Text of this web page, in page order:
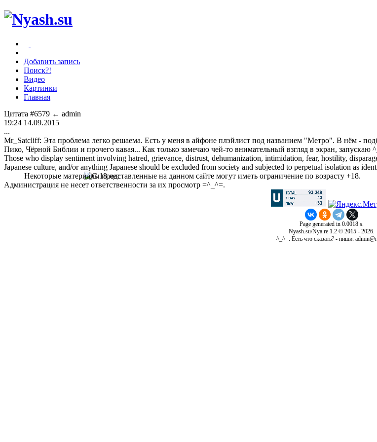
Добавить запись
Поиск?!
Видео
Картинки
Главная
Цитата #6579 ← admin
19:24 14.09.2015
...
Mr_Satcliff: Эта проблема легко решаема. Есть у меня в айфоне плэйлист под названием "Метро". В нём -
Пико, Чёрной Библии и прочего кавая... Как только замечаю чей-то внимательный взгляд в экран, запускаю
Those who display sentiment involving hatred, grievance, distrust, dehumanization, intimidation, fear, hostility,
Japanese culture, and/or anything Japanese should be excluded from society and subjected to perpetual isolation as
Некоторые материалы представленные на данном сайте могут иметь ограничение по возрасту +18.
Администрация не несет ответственности за их просмотр =^_^=.
Page generated in 0.0018 s.
Nyash.su/Nya.re 1.2 © 2015 - 2026.
=^_^=. Есть что сказать? - пиши: